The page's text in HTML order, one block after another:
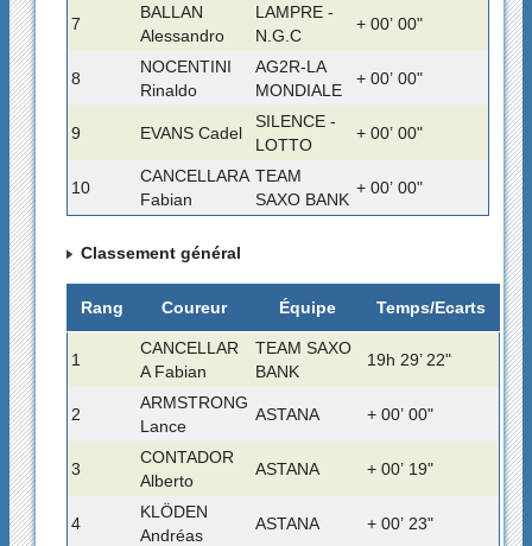
7
BALLAN
Alessandro
LAMPRE -
N.G.C
+ 00’ 00"
8
NOCENTINI
Rinaldo
AG2R-LA
MONDIALE
+ 00’ 00"
9 EVANS Cadel
SILENCE -
LOTTO
+ 00’ 00"
10
CANCELLARA
Fabian
TEAM
SAXO BANK
+ 00’ 00"
Classement général
Rang Coureur Équipe Temps/Ecarts
1
CANCELLAR
A Fabian
TEAM SAXO
BANK
19h 29’ 22"
2
ARMSTRONG
Lance
ASTANA + 00’ 00"
3
CONTADOR
Alberto
ASTANA + 00’ 19"
4
KLÖDEN
Andréas
ASTANA + 00’ 23"